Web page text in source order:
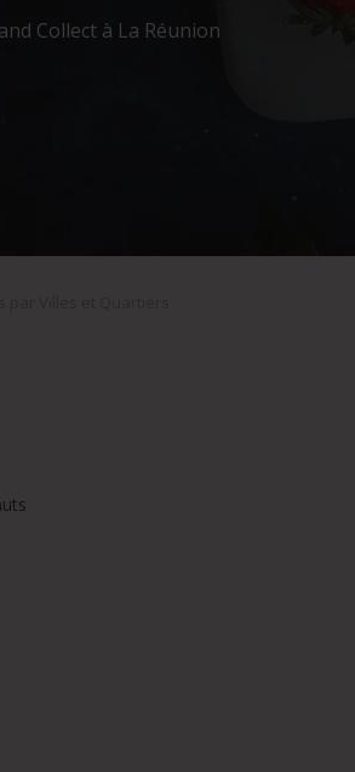
Collect à La Réunion